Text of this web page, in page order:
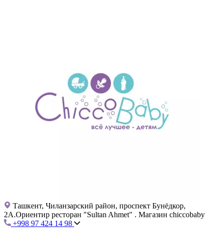
Ташкент, Чиланзарский район, проспект Бунёдкор,
2А.Ориентир ресторан "Sultan Ahmet" . Магазин chiccobaby
+998 97 424 14 98